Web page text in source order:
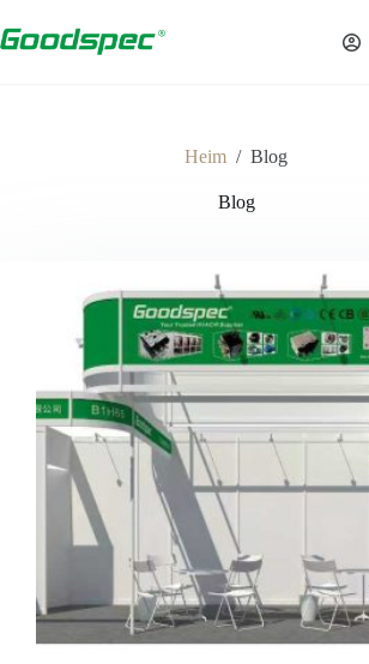
Inhalt
springen
Heim / Blog
Blog